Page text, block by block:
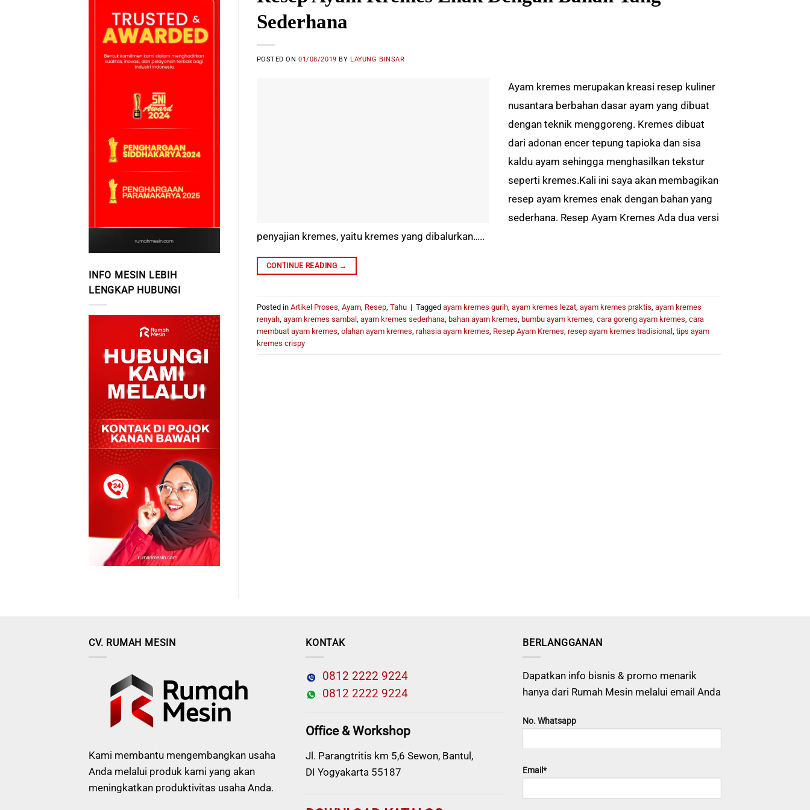
INFO MESIN LEBIH
LENGKAP HUBUNGI
Sederhana
POSTED ON01/08/2019 BY LAYUNG BINSAR
Ayam kremes merupakan kreasi resep kuliner
nusantara berbahan dasar ayam yang dibuat
dengan teknik menggoreng. Kremes dibuat
dari adonan encer tepung tapioka dan sisa
kaldu ayam sehingga menghasilkan tekstur
seperti kremes.Kali ini saya akan membagikan
resep ayam kremes enak dengan bahan yang
sederhana. Resep Ayam Kremes Ada dua versi
penyajian kremes, yaitu kremes yang dibalurkan…..
CONTINUE READING →
Posted in Artikel Proses Ayam, Resep, Tahu | Tagged ayam kremes gurih, ayam kremes lezat, ayam kremes praktis ayam kremes
renyah, ayam kremes sambal, ayam kremes sederhana, bahan ayam kremes bumbu ayam kremes cara goreng ayam kremes cara
membuat ayam kremes olahan ayam kremes rahasia ayam kremes Resep Ayam Kremes resep ayam kremes tradisional, tips ayam
kremes crispy
CV. RUMAH MESIN
Kami membantu mengembangkan usaha
Anda melalui produk kami yang akan
meningkatkan produktivitas usaha Anda.
KONTAK
0812 2222 9224
0812 2222 9224
Office & Workshop
Jl. Parangtritis km 5,6 Sewon, Bantul,
DI Yogyakarta 55187
BERLANGGANAN
Dapatkan info bisnis & promo menarik
hanya dari Rumah Mesin melalui email Anda
No. Whatsapp
Email*